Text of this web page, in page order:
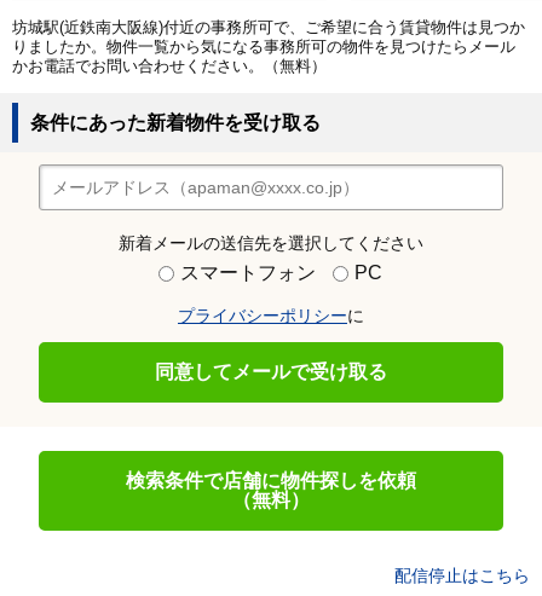
坊城駅(近鉄南大阪線)付近の事務所可で、ご希望に合う賃貸物件は見つか
りましたか。物件一覧から気になる事務所可の物件を見つけたらメール
かお電話でお問い合わせください。（無料）
条件にあった新着物件を受け取る
新着メールの送信先を選択してください
スマートフォン PC
プライバシーポリシーに
同意してメールで受け取る
検索条件で店舗に物件探しを依頼
（無料）
配信停止はこちら